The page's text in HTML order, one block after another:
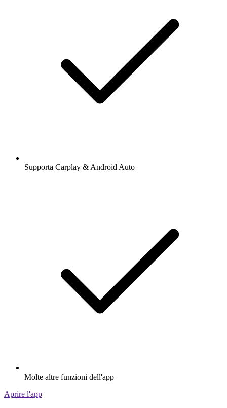
Supporta Carplay & Android Auto
Molte altre funzioni dell'app
Aprire l'app